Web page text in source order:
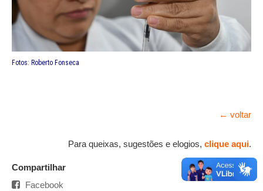
Fotos: Roberto Fonseca
← voltar
Para queixas, sugestões e elogios, clique aqui.
Compartilhar
Facebook